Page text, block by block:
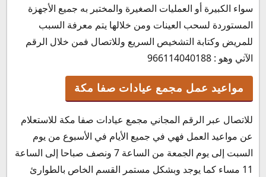
سواء الكبيرة أو العمليات الصغيرة والمختبر به جميع الأجهزة
المستوردة لسحب العينات ومن خلالها يتم معرفة السبب
للمريض وكتابة التشخيص السريع وللاتصال فمن خلال الرقم
الآتي وهو : 966114040188
مواعيد عمل مجمع عيادات صفا مكة
للاتصال عبر الرقم المجاني مجمع عيادات صفا مكة للاستعلام
عن مواعيد العمل فهي في جميع الأيام في الأسبوع من يوم
السبت إلى يوم الجمعة من الساعة 7 ونصف صباحا إلى الساعة
11 مساء كما يوجد وبشكل مستمر القسم الخاص بالطوارئ